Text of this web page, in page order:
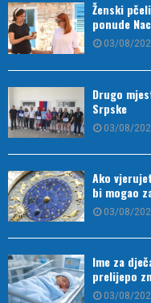
Ženski
ponude
03/08/
Drugo
Srpske
03/08/
Ako
bi mogao
03/08/
Ime za
prelijepo
03/08/